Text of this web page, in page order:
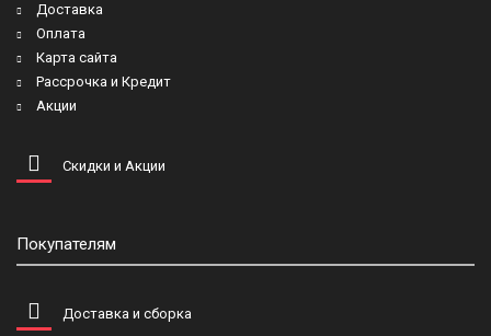
Доставка
Оплата
Карта сайта
Рассрочка и Кредит
Акции
Скидки и Акции
Покупателям
Доставка и сборка